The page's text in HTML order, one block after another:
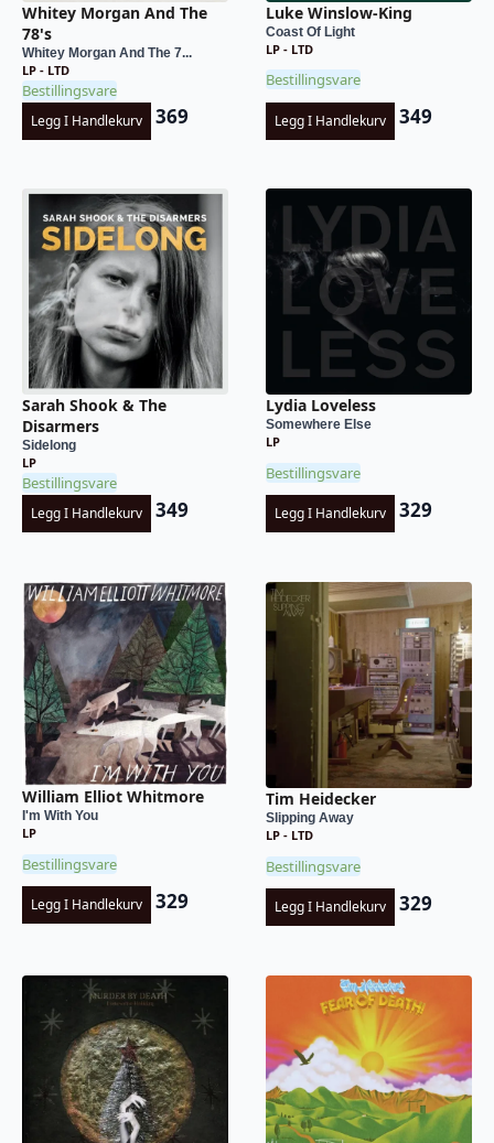
Whitey Morgan And The
78's
Whitey Morgan And The 7...
LP - LTD
Bestillingsvare
Legg I Handlekurv 369
Luke Winslow-King
Coast Of Light
LP - LTD
Bestillingsvare
Legg I Handlekurv 349
Sarah Shook & The
Disarmers
Sidelong
LP
Bestillingsvare
Legg I Handlekurv 349
Lydia Loveless
Somewhere Else
LP
Bestillingsvare
Legg I Handlekurv 329
William Elliot Whitmore
I'm With You
LP
Bestillingsvare
Legg I Handlekurv 329
Tim Heidecker
Slipping Away
LP - LTD
Bestillingsvare
Legg I Handlekurv 329